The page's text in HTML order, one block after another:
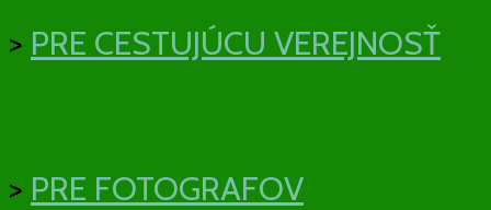
> PRE CESTUJÚCU VEREJNOSŤ
> PRE FOTOGRAFOV